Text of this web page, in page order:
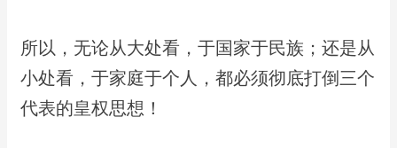
​所以，无论从大处看，于国家于民族；​还是从
小处看，于家庭于个人，​都必须彻底打倒三个
代表的皇权思想！